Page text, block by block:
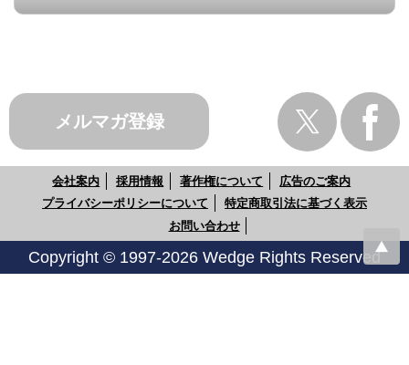
メルマガ登録
会社案内 採用情報 著作権について
広告のご案内
プライバシーポリシーについて
特定商取引法に基づく表示
お問い合わせ
Copyright © 1997-2026 Wedge Rights Reserved